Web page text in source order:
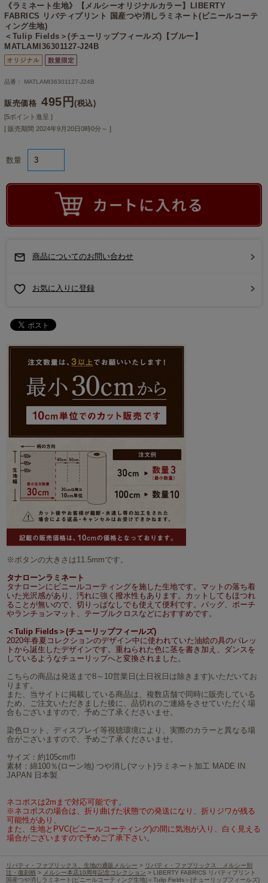
《ラミネート生地》【メルシーオリジナルカラー】 LIBERTY
FABRICS リバティプリント 国産つや消しラミネート(ビニールコーテ
ィング生地)
＜Tulip Fields＞(チューリップフィールズ)【ブルー】
MATLAMI36301127-J24B
品番： MATLAMI36301127-J24B
販売価格 495円(税込)
[5ポイント進呈 ]
[ 販売期間 2024年9月20日0時0分 ～ ]
数量
商品についてのお問い合わせ
お気に入りに登録
※ボタンの大きさは11.5mmです。
タナローンラミネート
タナローンにビニールコーティングを施した生地です。マットの落ち着
いた光沢感があり、汚れに強く撥水性もあります。カットしてもほつれ
ることが無いので、切りっぱなしでも使えて便利です。バッグ、ポーチ
やランチョンマット、テーブルクロスなどにおすすめです。
＜Tulip Fields＞(チューリップフィールズ)
2020年春夏コレクションのデザイン中に使われていた油絵の具のパレッ
トから誕生したデザインです。重ねられた色に茎を書き加え、ダンスを
しているようなチューリップへと変換されました。
こちらの商品は発送まで8～10営業日(土日祝日は除きます)いただいてお
ります。
また、当サイトに掲載している商品は、複数店舗で同時に販売している
ため、ご注文いただきました後に、品切れのご連絡をさせていただく場
合もございますので、予めご了承くださいませ。
染色ロット、ディスプレイ等視聴環境により、実際のカラーと異なる場
合がございますので、予めご了承くださいませ。
サイズ：約105cm巾
素材：綿100％(ローン地) つや消し(マット)ラミネート加工 MADE IN
JAPAN 日本製
ネコポスは2mまで対応可能です。
※ネコポスの場合は、折り曲げた状態での発送になり、折りジワが残る
可能性があり、
また、生地とPVC(ビニールコーティング)の間に気泡が入り、白く見える
場合がございますので予めご了承下さい。
リバティ・ファブリックス、生地の通販メルシー > リバティ・ファブリックス メルシー別
注・復刻柄 > メルシー本店10周年記念コレクション > LIBERTY FABRICS リバティプリント
国産つや消しラミネート(ビニールコーティング生地)＜Tulip Fields＞(チューリップフィールズ)